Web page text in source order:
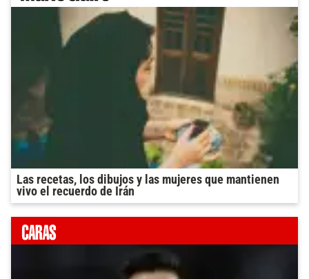
Las recetas, los dibujos y las mujeres que mantienen
vivo el recuerdo de Irán